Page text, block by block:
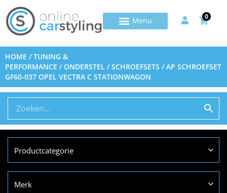
0
HOME /TUNING &
PERFORMANCE /ONDERSTEL /SCHROEFSETS / AP SCHROEFSET
GF60-037 OPEL VECTRA C STATIONWAGON
Productcategorie
Merk